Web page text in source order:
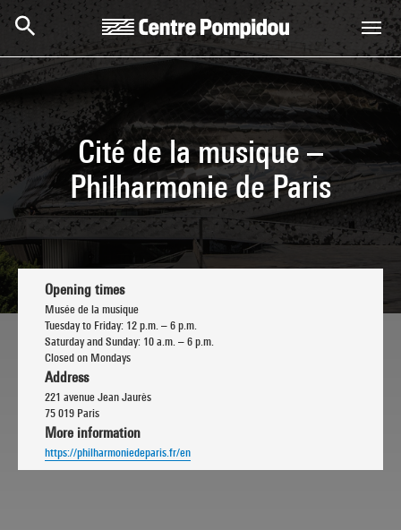
Skip to main content
Centre Pompidou
Cité de la musique –
Philharmonie de Paris
Opening times
Musée de la musique
Tuesday to Friday: 12 p.m. – 6 p.m.
Saturday and Sunday: 10 a.m. – 6 p.m.
Closed on Mondays
Address
221 avenue Jean Jaurès
75 019 Paris
More information
https://philharmoniedeparis.fr/en